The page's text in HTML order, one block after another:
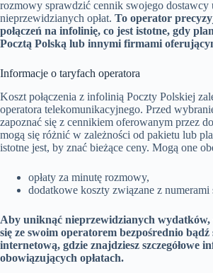
rozmowy sprawdzić cennik swojego dostawcy
nieprzewidzianych opłat. To operator
połączeń na infolinię, co jest istotne, gdy
Pocztą Polską lub innymi firmami
Informacje o taryfach operatora
Koszt połączenia z infolinią Poczty Polskiej
operatora telekomunikacyjnego. Przed
zapoznać się z cennikiem oferowanym przez
mogą się różnić w zależności od pakietu lub
istotne jest, by znać bieżące ceny. Mogą one
opłaty za minutę rozmowy,
dodatkowe koszty związane z numerami
Aby uniknąć nieprzewidzianych
się ze swoim operatorem bezpośrednio
internetową, gdzie znajdziesz szczegółowe
obowiązujących opłatach.